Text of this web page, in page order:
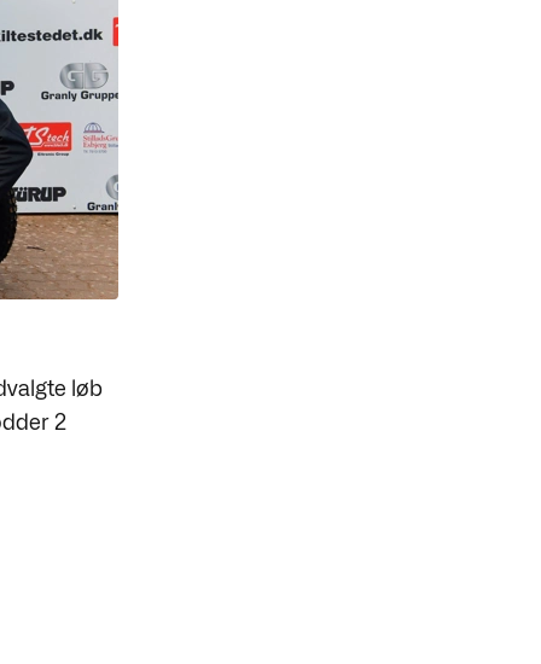
løb
2